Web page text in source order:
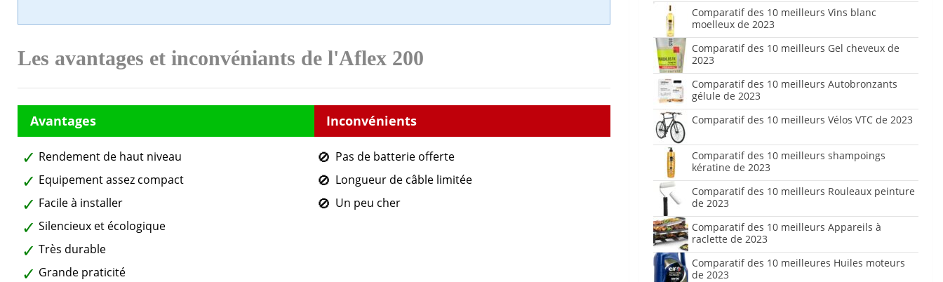
Les avantages et inconvéniants de l'Aflex 200
Rendement de haut niveau
Equipement assez compact
Facile à installer
Silencieux et écologique
Très durable
Grande praticité
Pas de batterie offerte
Longueur de câble limitée
Un peu cher
Comparatif des 10 meilleurs Vins blanc
moelleux de 2023
Comparatif des 10 meilleurs Gel cheveux de
2023
Comparatif des 10 meilleurs Autobronzants
gélule de 2023
Comparatif des 10 meilleurs Vélos VTC de 2023
Comparatif des 10 meilleurs shampoings
kératine de 2023
Comparatif des 10 meilleurs Rouleaux peinture
de 2023
Comparatif des 10 meilleurs Appareils à
raclette de 2023
Comparatif des 10 meilleures Huiles moteurs
de 2023